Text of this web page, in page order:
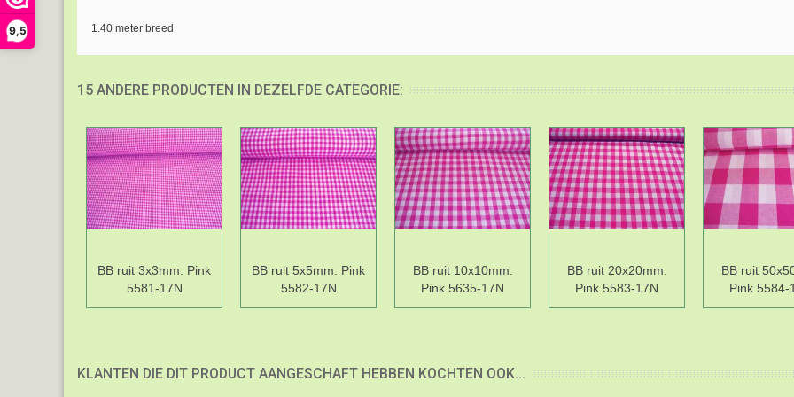
9,5 1.40 meter breed
15 ANDERE PRODUCTEN IN DEZELFDE CATEGORIE:
BB ruit 3x3mm. Pink
5581-17N
BB ruit 5x5mm. Pink
5582-17N
BB ruit 10x10mm.
Pink 5635-17N
BB ruit 20x20mm.
Pink 5583-17N
BB ruit
Pink 5584-
KLANTEN DIE DIT PRODUCT AANGESCHAFT HEBBEN KOCHTEN OOK...